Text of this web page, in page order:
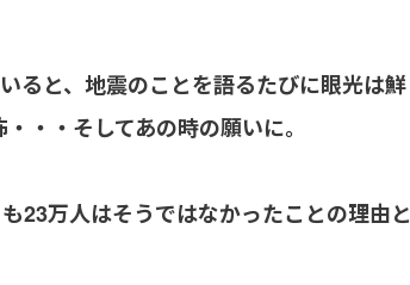
ると、地震のことを語るたびに眼光は鮮
・・そしてあの時の願いに。
23万人はそうではなかったことの理由と